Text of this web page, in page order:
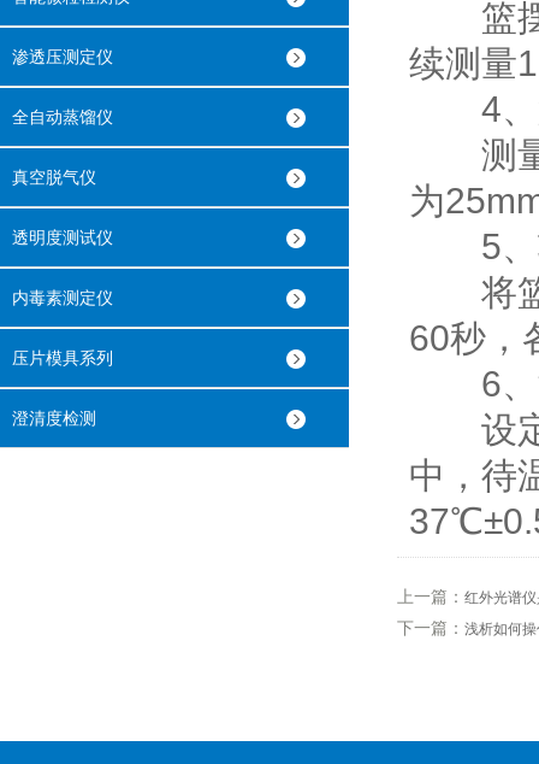
渗透压测定仪
全自动蒸馏仪
真空脱气仪
透明度测试仪
内毒素测定仪
压片模具系列
澄清度检测
篮摆
续测量
4、
测量
为
5、
将篮
60秒，
6、
设定
中，待
上一篇： 红外光谱
下一篇： 浅析如何